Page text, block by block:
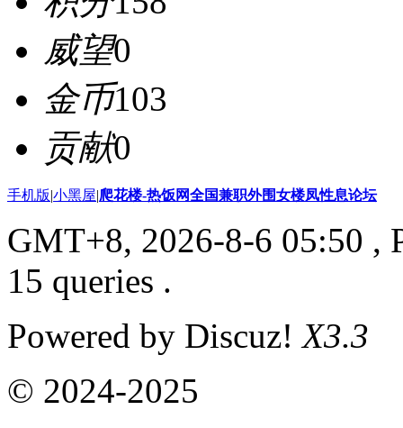
威望0
金币103
贡献0
手机版|小黑屋|爬花楼-热饭网全国兼职外围女楼凤性息论坛
GMT+8, 2026-8-6 05:50 ,
15 queries .
Powered by Discuz!X3.3
© 2024-2025